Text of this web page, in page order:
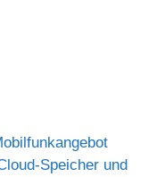
Speicher und